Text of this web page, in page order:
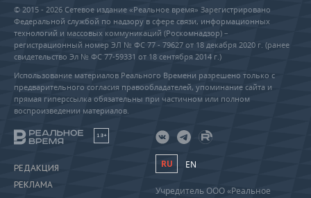
© 2015 - 2026 Сетевое издание «Реальное время» Зарегистрировано
Федеральной службой по надзору в сфере связи, информационных
технологий и массовых коммуникаций (Роскомнадзор) –
регистрационный номер ЭЛ № ФС 77 - 79627 от 18 декабря 2020 г. (ранее
свидетельство Эл № ФС 77-59331 от 18 сентября 2014 г.)
Использование материалов Реального Времени разрешено только с
предварительного согласия правообладателей, упоминание сайта и
прямая гиперссылка обязательны при частичном или полном
воспроизведении материалов.
18+
РЕДАКЦИЯ
РЕКЛАМА
RU EN
Учредитель ООО «Реальное